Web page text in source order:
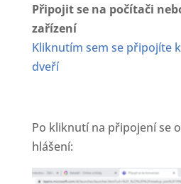
Připojit se na počítači
zařízení
Kliknutím sem se připojíte
dveří
Po kliknutí na připojení se
hlášení: